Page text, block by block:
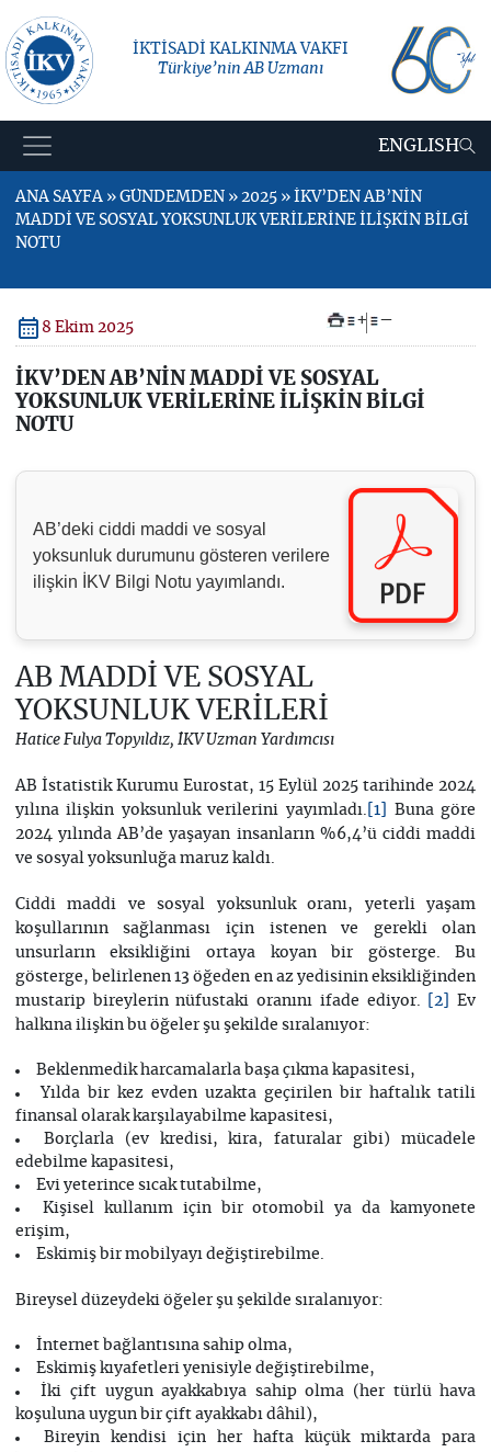
İKTİSADİ KALKINMA VAKFI
Türkiye’nin AB Uzmanı
ENGLISH
ANA SAYFA » GÜNDEMDEN » 2025 » İKV’DEN AB’NİN
MADDİ VE SOSYAL YOKSUNLUK VERİLERİNE İLİŞKİN BİLGİ
NOTU
8 Ekim 2025 + –
İKV’DEN AB’NİN MADDİ VE SOSYAL
YOKSUNLUK VERİLERİNE İLİŞKİN BİLGİ
NOTU
AB’deki ciddi maddi ve sosyal
yoksunluk durumunu gösteren verilere
ilişkin İKV Bilgi Notu yayımlandı.
AB MADDİ VE SOSYAL
YOKSUNLUK VERİLERİ
Hatice Fulya Topyıldız, İKV Uzman Yardımcısı
AB İstatistik Kurumu Eurostat, 15 Eylül 2025 tarihinde 2024
yılına ilişkin yoksunluk verilerini yayımladı. [1]
Buna göre
2024 yılında AB’de yaşayan insanların %6,4’ü ciddi maddi
ve sosyal yoksunluğa maruz kaldı.
Ciddi maddi ve sosyal yoksunluk oranı, yeterli yaşam
koşullarının sağlanması için istenen ve gerekli olan
unsurların eksikliğini ortaya koyan bir gösterge. Bu
gösterge, belirlenen 13 öğeden en az yedisinin eksikliğinden
mustarip bireylerin nüfustaki oranını ifade ediyor.
[2]
Ev
halkına ilişkin bu öğeler şu şekilde sıralanıyor:
Beklenmedik harcamalarla başa çıkma kapasitesi,
Yılda bir kez evden uzakta geçirilen bir haftalık tatili
finansal olarak karşılayabilme kapasitesi,
Borçlarla (ev kredisi, kira, faturalar gibi) mücadele
edebilme kapasitesi,
Evi yeterince sıcak tutabilme,
Kişisel kullanım için bir otomobil ya da kamyonete
erişim,
Eskimiş bir mobilyayı değiştirebilme.
Bireysel düzeydeki öğeler şu şekilde sıralanıyor:
İnternet bağlantısına sahip olma,
Eskimiş kıyafetleri yenisiyle değiştirebilme,
İki çift uygun ayakkabıya sahip olma (her türlü hava
koşuluna uygun bir çift ayakkabı dâhil),
Bireyin kendisi için her hafta küçük miktarda para